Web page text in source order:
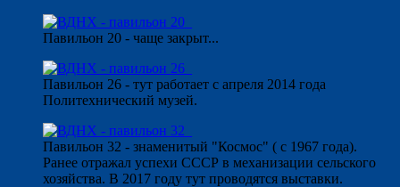
Павильон 20 - чаще закрыт...
Павильон 26 - тут работает с апреля 2014 года
Политехнический музей.
Павильон 32 - знаменитый "Космос" ( с 1967 года).
Ранее отражал успехи СССР в механизации сельского
хозяйства. В 2017 году тут проводятся выставки.